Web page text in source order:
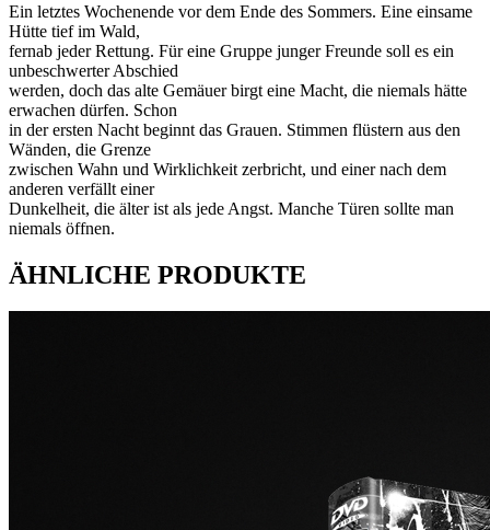
Ein letztes Wochenende vor dem Ende des Sommers. Eine einsame
Hütte tief im Wald,
fernab jeder Rettung. Für eine Gruppe junger Freunde soll es ein
unbeschwerter Abschied
werden, doch das alte Gemäuer birgt eine Macht, die niemals hätte
erwachen dürfen. Schon
in der ersten Nacht beginnt das Grauen. Stimmen flüstern aus den
Wänden, die Grenze
zwischen Wahn und Wirklichkeit zerbricht, und einer nach dem
anderen verfällt einer
Dunkelheit, die älter ist als jede Angst. Manche Türen sollte man
niemals öffnen.
ÄHNLICHE PRODUKTE